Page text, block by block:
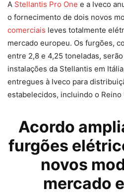
A Stellantis Pro One e a Iveco
o fornecimento de dois novos
comerciais leves totalmente
mercado europeu. Os furgões,
entre 2,8 e 4,25 toneladas,
instalações da Stellantis em
entregues à Iveco para
estabelecidos, incluindo o Reino
Acordo
furgões
novos
mercado